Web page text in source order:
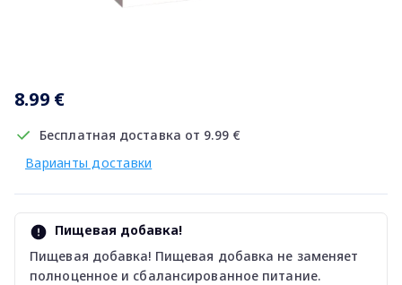
8.99 €
Бесплатная доставка от 9.99 €
Варианты доставки
Пищевая добавка!
Пищевая добавка! Пищевая добавка не заменяет
полноценное и сбалансированное питание.